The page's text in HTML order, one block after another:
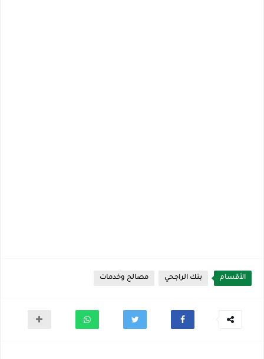
الأقسام بنك الراجحي مصالح وخدمات